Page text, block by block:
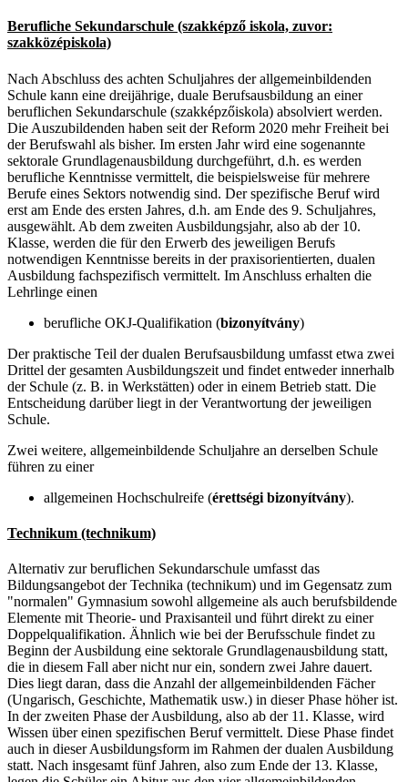
Berufliche Sekundarschule (szakképző iskola, zuvor:
szakközépiskola)
Nach Abschluss des achten Schuljahres der allgemeinbildenden
Schule kann eine dreijährige, duale Berufsausbildung an einer
beruflichen Sekundarschule (szakképzőiskola) absolviert werden.
Die Auszubildenden haben seit der Reform 2020 mehr Freiheit bei
der Berufswahl als bisher. Im ersten Jahr wird eine sogenannte
sektorale Grundlagenausbildung durchgeführt, d.h. es werden
berufliche Kenntnisse vermittelt, die beispielsweise für mehrere
Berufe eines Sektors notwendig sind. Der spezifische Beruf wird
erst am Ende des ersten Jahres, d.h. am Ende des 9. Schuljahres,
ausgewählt. Ab dem zweiten Ausbildungsjahr, also ab der 10.
Klasse, werden die für den Erwerb des jeweiligen Berufs
notwendigen Kenntnisse bereits in der praxisorientierten, dualen
Ausbildung fachspezifisch vermittelt. Im Anschluss erhalten die
Lehrlinge einen
berufliche OKJ-Qualifikation (bizonyítvány)
Der praktische Teil der dualen Berufsausbildung umfasst etwa zwei
Drittel der gesamten Ausbildungszeit und findet entweder innerhalb
der Schule (z. B. in Werkstätten) oder in einem Betrieb statt. Die
Entscheidung darüber liegt in der Verantwortung der jeweiligen
Schule.
Zwei weitere, allgemeinbildende Schuljahre an derselben Schule
führen zu einer
allgemeinen Hochschulreife (érettségi bizonyítvány).
Technikum (technikum)
Alternativ zur beruflichen Sekundarschule umfasst das
Bildungsangebot der Technika (technikum) und im Gegensatz zum
"normalen" Gymnasium sowohl allgemeine als auch berufsbildende
Elemente mit Theorie- und Praxisanteil und führt direkt zu einer
Doppelqualifikation. Ähnlich wie bei der Berufsschule findet zu
Beginn der Ausbildung eine sektorale Grundlagenausbildung statt,
die in diesem Fall aber nicht nur ein, sondern zwei Jahre dauert.
Dies liegt daran, dass die Anzahl der allgemeinbildenden Fächer
(Ungarisch, Geschichte, Mathematik usw.) in dieser Phase höher ist.
In der zweiten Phase der Ausbildung, also ab der 11. Klasse, wird
Wissen über einen spezifischen Beruf vermittelt. Diese Phase findet
auch in dieser Ausbildungsform im Rahmen der dualen Ausbildung
statt. Nach insgesamt fünf Jahren, also zum Ende der 13. Klasse,